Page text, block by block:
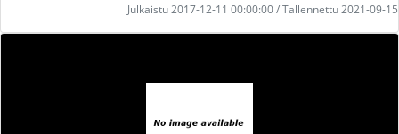
Julkaistu 2017-12-11 00:00:00 / Tallennettu 2021-09-15